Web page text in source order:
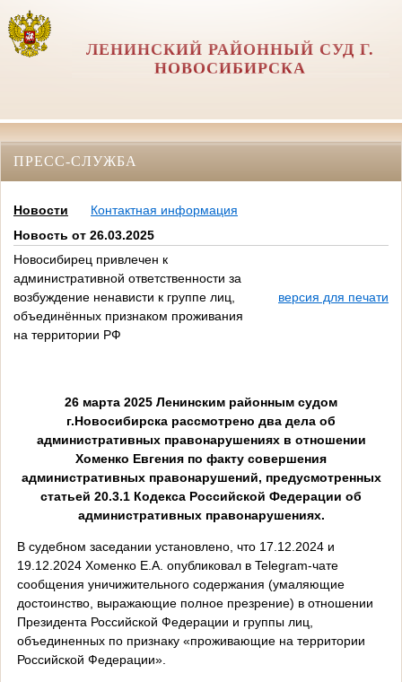
ЛЕНИНСКИЙ РАЙОННЫЙ СУД Г.
НОВОСИБИРСКА
ПРЕСС-СЛУЖБА
Новости
Контактная информация
Новость от 26.03.2025
Новосибирец привлечен к
административной ответственности за
возбуждение ненависти к группе лиц,
объединённых признаком проживания
на территории РФ
версия для печати
26 марта 2025 Ленинским районным судом
г.Новосибирска рассмотрено два дела об
административных правонарушениях в отношении
Хоменко Евгения по факту совершения
административных правонарушений, предусмотренных
статьей 20.3.1 Кодекса Российской Федерации об
административных правонарушениях.
В судебном заседании установлено, что 17.12.2024 и
19.12.2024 Хоменко Е.А. опубликовал в Telegram-чате
сообщения уничижительного содержания (умаляющие
достоинство, выражающие полное презрение) в отношении
Президента Российской Федерации и группы лиц,
объединенных по признаку «проживающие на территории
Российской Федерации».